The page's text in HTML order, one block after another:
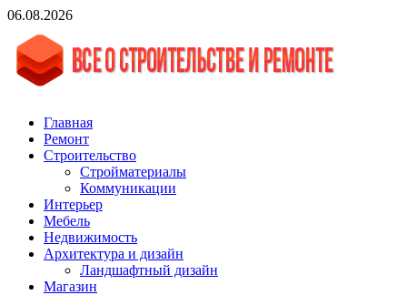
Skip
content
06.08.2026
vgasa.ru
Строительный журнал. Всё о строительстве и ремонтах
Главная
Ремонт
Строительство
Стройматериалы
Коммуникации
Интерьер
Мебель
Недвижимость
Архитектура и дизайн
Ландшафтный дизайн
Магазин